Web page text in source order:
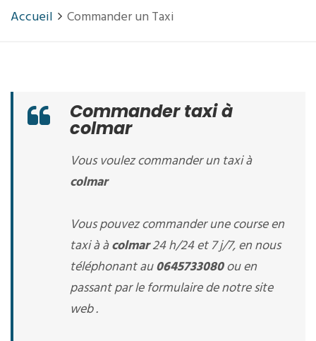
Accueil Commander un Taxi
Commander taxi à
colmar
Vous voulez commander un taxi à
colmar
Vous pouvez commander une course en
taxi à àcolmar24 h/24 et 7 j/7, en nous
téléphonant au0645733080ou en
passant par le formulaire de notre site
web .